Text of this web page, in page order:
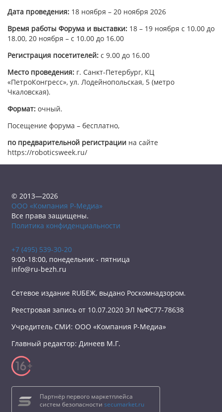
Дата проведения: 18 ноября – 20 ноября 2026
Время работы Форума и выставки: 18 – 19 ноября с 10.00 до
18.00, 20 ноября – с 10.00 до 16.00
Регистрация посетителей: с 9.00 до 16.00
Место проведения: г. Санкт-Петербург, КЦ
«ПетроКонгресс», ул. Лодейнопольская, 5 (метро
Чкаловская).
Формат: очный.
Посещение форума – бесплатно,
по предварительной регистрации на сайте
https://roboticsweek.ru/
© 2013—2026
ООО «Компания Р-Медиа»
Все права защищены.
Политика конфиденциальности
+7 (495) 539-30-20
9:00-18:00, понедельник - пятница
info@ru-bezh.ru
Сетевое издание RUБЕЖ, выдано Роскомнадзором.
Реестровая запись от 10.07.2020 ЭЛ №ФС77-78638
Учредитель СМИ: ООО «Компания Р-Медиа»
Главный редактор: Динеев М.Г.
Партнёр первого маркетплейса
систем безопасности secumarket.ru